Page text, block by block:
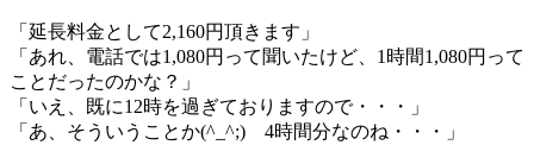
「延長料金として2,160円頂きます」
「あれ、電話では1,080円って聞いたけど、1時間1,080円って
ことだったのかな？」
「いえ、既に12時を過ぎておりますので・・・」
「あ、そういうことか(^_^;) 4時間分なのね・・・」